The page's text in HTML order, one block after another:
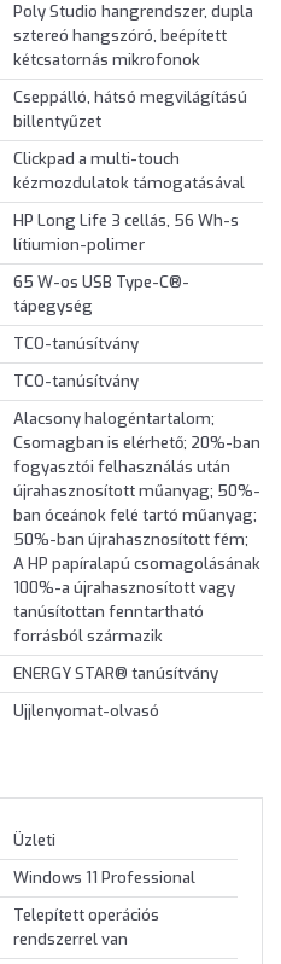
Poly Studio hangrendszer, dupla
sztereó hangszóró, beépített
kétcsatornás mikrofonok
Cseppálló, hátsó megvilágítású
billentyűzet
Clickpad a multi-touch
kézmozdulatok támogatásával
HP Long Life 3 cellás, 56 Wh-s
lítiumion-polimer
65 W-os USB Type-C®-
tápegység
TCO-tanúsítvány
TCO-tanúsítvány
Alacsony halogéntartalom;
Csomagban is elérhető; 20%-ban
fogyasztói felhasználás után
újrahasznosított műanyag; 50%-
ban óceánok felé tartó műanyag;
50%-ban újrahasznosított fém;
A HP papíralapú csomagolásának
100%-a újrahasznosított vagy
tanúsítottan fenntartható
forrásból származik
ENERGY STAR® tanúsítvány
Ujjlenyomat-olvasó
Üzleti
Windows 11 Professional
Telepített operációs
rendszerrel van